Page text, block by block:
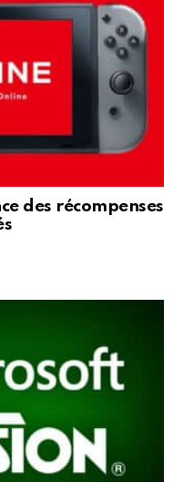
des récompenses